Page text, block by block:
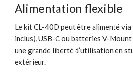
Alimentation flexible
Le kit CL-40D peut être alimenté
inclus), USB-C ou batteries V-
une grande liberté d’utilisation en
extérieur.